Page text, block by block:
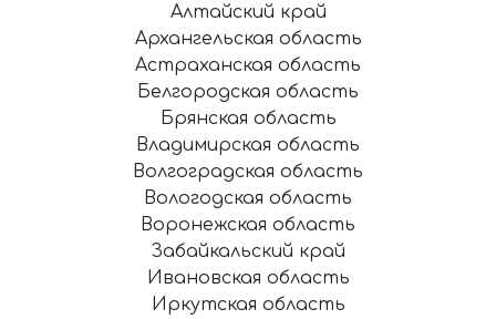
Алтайский край
Архангельская область
Астраханская область
Белгородская область
Брянская область
Владимирская область
Волгоградская область
Вологодская область
Воронежская область
Забайкальский край
Ивановская область
Иркутская область